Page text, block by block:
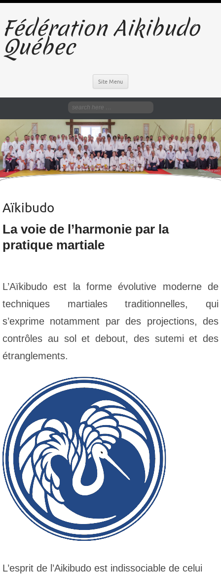
Fédération Aikibudo
Québec
Site Menu
Aïkibudo
La voie de l’harmonie par la
pratique martiale
L’Aïkibudo est la forme évolutive moderne de
techniques martiales traditionnelles, qui
s’exprime notamment par des projections, des
contrôles au sol et debout, des sutemi et des
étranglements.
L’esprit de l’Aikibudo est indissociable de celui